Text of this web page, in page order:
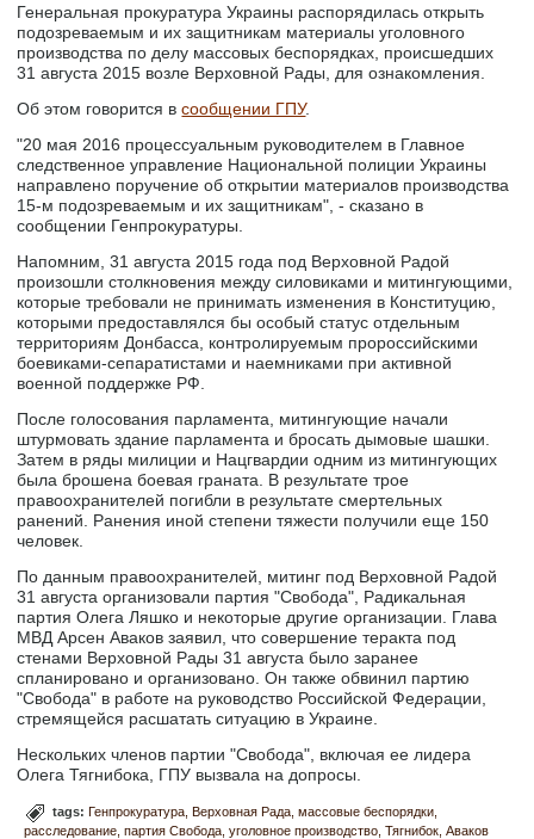
Генеральная прокуратура Украины распорядилась открыть
подозреваемым и их защитникам материалы уголовного
производства по делу массовых беспорядках, происшедших
31 августа 2015 возле Верховной Рады, для ознакомления.
Об этом говорится всообщении ГПУ.
"20 мая 2016 процессуальным руководителем в Главное
следственное управление Национальной полиции Украины
направлено поручение об открытии материалов производства
15-м подозреваемым и их защитникам", - сказано в
сообщении Генпрокуратуры.
Напомним, 31 августа 2015 года под Верховной Радой
произошли столкновения между силовиками и митингующими,
которые требовали не принимать изменения в Конституцию,
которыми предоставлялся бы особый статус отдельным
территориям Донбасса, контролируемым пророссийскими
боевиками-сепаратистами и наемниками при активной
военной поддержке РФ.
После голосования парламента, митингующие начали
штурмовать здание парламента и бросать дымовые шашки.
Затем в ряды милиции и Нацгвардии одним из митингующих
была брошена боевая граната. В результате трое
правоохранителей погибли в результате смертельных
ранений. Ранения иной степени тяжести получили еще 150
человек.
По данным правоохранителей, митинг под Верховной Радой
31 августа организовали партия "Свобода", Радикальная
партия Олега Ляшко и некоторые другие организации. Глава
МВД Арсен Аваков заявил, что совершение теракта под
стенами Верховной Рады 31 августа было заранее
спланировано и организовано. Он также обвинил партию
"Свобода" в работе на руководство Российской Федерации,
стремящейся расшатать ситуацию в Украине.
Нескольких членов партии "Свобода", включая ее лидера
Олега Тягнибока, ГПУ вызвала на допросы.
tags:Генпрокуратура Верховная Рада массовые беспорядки
расследование партия Свобода уголовное производство Тягнибок Аваков